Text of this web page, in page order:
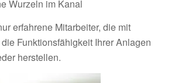
Wurzeln im Kanal
erfahrene Mitarbeiter, die mit
Funktionsfähigkeit Ihrer Anlagen
herstellen.